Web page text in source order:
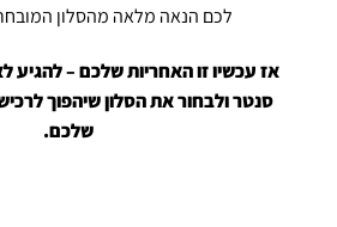
לכם הנאה מלאה מהסלון
אז עכשיו זו האחריות שלכם – להגיע
סנטר ולבחור את הסלון שיהפוך
שלכם.